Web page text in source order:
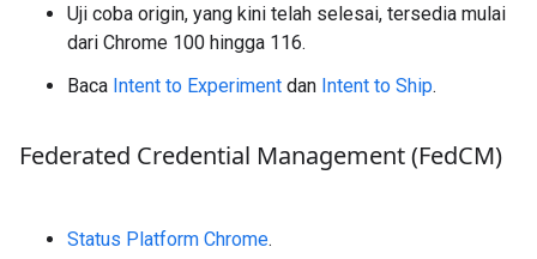
Uji coba origin, yang kini telah selesai, tersedia mulai
dari Chrome 100 hingga 116.
Baca Intent to Experiment dan Intent to Ship.
Federated Credential Management (FedCM)
Status Platform Chrome.